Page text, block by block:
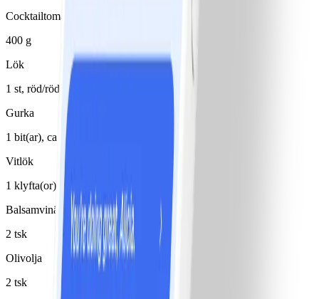
Cocktailtomater
400 g
Lök
1 st, röd/röda
Gurka
1 bit(ar), ca 10 cm
Vitlök
1 klyfta(or), 1 tsk, hackad
Balsamvinäger
2 tsk
Olivolja
2 tsk